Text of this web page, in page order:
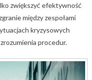
zwiększyć efektywność
międzyzespołami
kryzysowych
zrozumienia procedur.